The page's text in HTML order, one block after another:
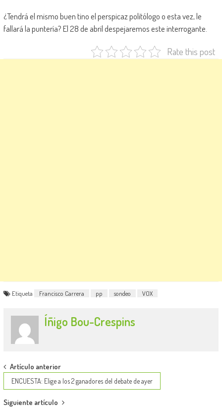
¿Tendrá el mismo buen tino el perspicaz politólogo o esta vez, le
fallará la puntería? El 28 de abril despejaremos este interrogante.
Rate this post
Etiqueta Francisco Carrera pp sondeo VOX
Íñigo Bou-Crespins
Post
navigation
Artículo anterior
ENCUESTA: Elige a los 2 ganadores del debate de ayer
Siguiente artículo